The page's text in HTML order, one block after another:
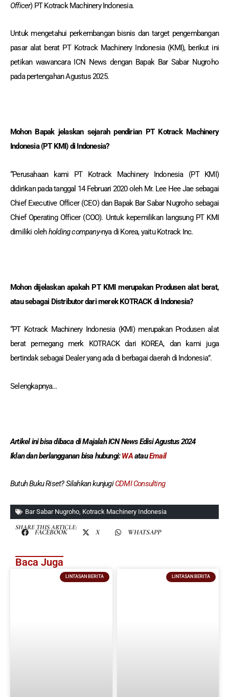
Officer) PT Kotrack Machinery Indonesia.
Untuk mengetahui perkembangan bisnis dan target pengembangan
pasar alat berat PT Kotrack Machinery Indonesia (KMI), berikut ini
petikan wawancara ICN News dengan Bapak Bar Sabar Nugroho
pada pertengahan Agustus 2025.
Mohon Bapak jelaskan sejarah pendirian PT Kotrack Machinery
Indonesia (PT KMI) di Indonesia?
“Perusahaan kami PT Kotrack Machinery Indonesia (PT KMI)
didirikan pada tanggal 14 Februari 2020 oleh Mr. Lee Hee Jae sebagai
Chief Executive Officer (CEO) dan Bapak Bar Sabar Nugroho sebagai
Chief Operating Officer (COO). Untuk kepemilikan langsung PT KMI
dimiliki olehholding company-nya di Korea, yaitu Kotrack Inc.
Mohon dijelaskan apakah PT KMI merupakan Produsen alat berat,
atau sebagai Distributor dari merek KOTRACK di Indonesia?
“PT Kotrack Machinery Indonesia (KMI) merupakan Produsen alat
berat pemegang merk KOTRACK dari KOREA, dan kami juga
bertindak sebagai Dealer yang ada di berbagai daerah di Indonesia”.
Selengkapnya…
Artikel ini bisa dibacadi Majalah ICN News Edisi Agustus 2024
Iklan dan berlanggananbisa hubungi:WAatauEmail
Butuh Buku Riset? Silahkan kunjugiCDMI Consulting
Bar Sabar Nugroho Kotrack Machinery Indonesia
SHARE THIS ARTICLE:
FACEBOOK X WHATSAPP
Baca Juga
LINTASAN BERITA LINTASAN BERITA